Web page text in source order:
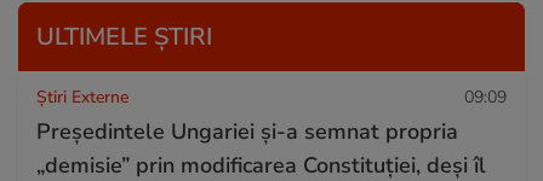
ULTIMELE ȘTIRI
Știri Externe 09:09
Președintele Ungariei și-a semnat propria
„demisie” prin modificarea Constituției, deși îl